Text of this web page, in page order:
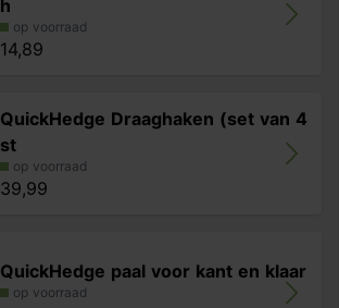
h
op voorraad
14,89
QuickHedge Draaghaken (set van 4
st
op voorraad
39,99
QuickHedge paal voor kant en klaar
op voorraad